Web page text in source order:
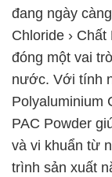
đang ngày
Chloride ›
đóng một vai
nước. Với tính
Polyaluminium
PAC Powder
và vi khuẩn từ
trình sản xuất